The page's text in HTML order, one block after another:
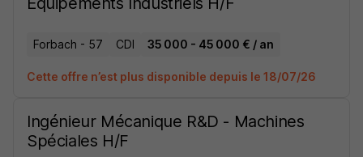
Forbach - 57 CDI 35 000 - 45 000 € / an
Cette offre n’est plus disponible depuis le 18/07/26
Ingénieur Mécanique R&D - Machines
Spéciales H/F